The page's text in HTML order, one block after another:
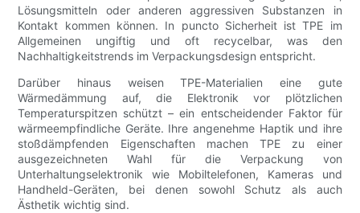
Lösungsmitteln oder anderen aggressiven Substanzen in
Kontakt kommen können. In puncto Sicherheit ist TPE im
Allgemeinen ungiftig und oft recycelbar, was den
Nachhaltigkeitstrends im Verpackungsdesign entspricht.
Darüber hinaus weisen TPE-Materialien eine gute
Wärmedämmung auf, die Elektronik vor plötzlichen
Temperaturspitzen schützt – ein entscheidender Faktor für
wärmeempfindliche Geräte. Ihre angenehme Haptik und ihre
stoßdämpfenden Eigenschaften machen TPE zu einer
ausgezeichneten Wahl für die Verpackung von
Unterhaltungselektronik wie Mobiltelefonen, Kameras und
Handheld-Geräten, bei denen sowohl Schutz als auch
Ästhetik wichtig sind.